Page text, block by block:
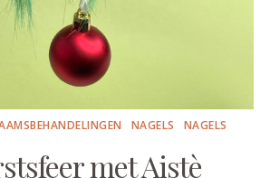
NAGELS NAGELS
met Aistè